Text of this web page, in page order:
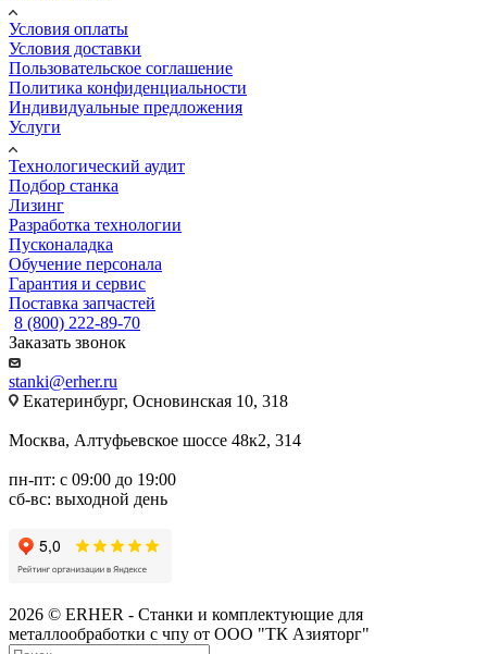
Условия оплаты
Условия доставки
Пользовательское соглашение
Политика конфиденциальности
Индивидуальные предложения
Услуги
Технологический аудит
Подбор станка
Лизинг
Разработка технологии
Пусконаладка
Обучение персонала
Гарантия и сервис
Поставка запчастей
8 (800) 222-89-70
Заказать звонок
stanki@erher.ru
Екатеринбург, Основинская 10, 318
Москва, Алтуфьевское шоссе 48к2, 314
пн-пт: с 09:00 до 19:00
сб-вс: выходной день
2026 © ERHER - Станки и комплектующие для
металлообработки с чпу от ООО "ТК Азияторг"